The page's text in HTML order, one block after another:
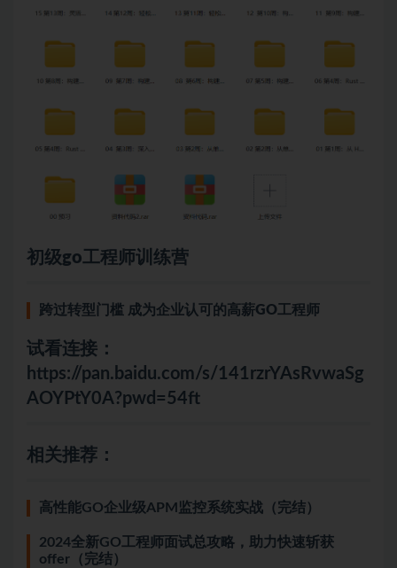
初级go工程师训练营
跨过转型门槛 成为企业认可的高薪GO工程师
试看连接：
https://pan.baidu.com/s/141rzrYAsRvwaSg
AOYPtY0A?pwd=54ft
相关推荐：
高性能GO企业级APM监控系统实战（完结）
2024全新GO工程师面试总攻略，助力快速斩获
offer（完结）